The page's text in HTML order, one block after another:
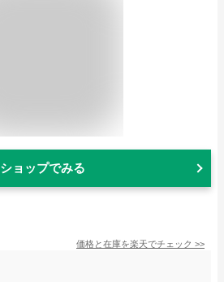
ショップでみる
価格と在庫を楽天でチェック >>